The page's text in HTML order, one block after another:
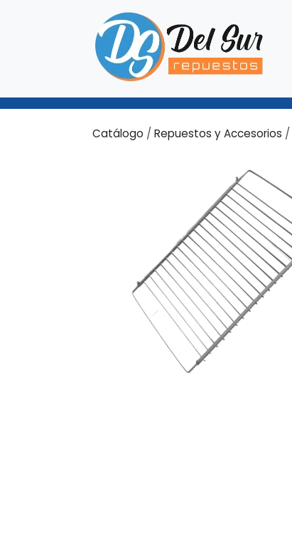
Catálogo / Repuestos y Accesorios /